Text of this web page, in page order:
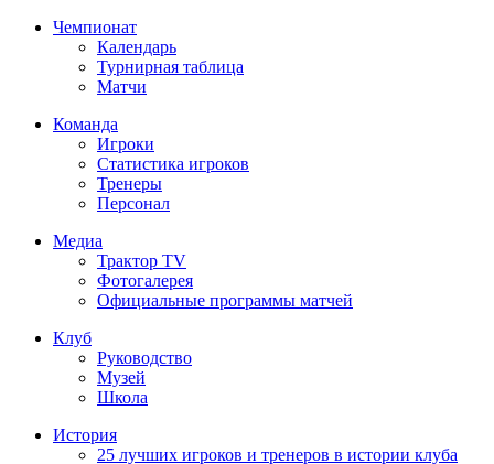
Чемпионат
Календарь
Турнирная таблица
Матчи
Команда
Игроки
Статистика игроков
Тренеры
Персонал
Медиа
Трактор TV
Фотогалерея
Официальные программы матчей
Клуб
Руководство
Музей
Школа
История
25 лучших игроков и тренеров в истории клуба